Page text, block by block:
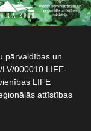
pārvaldības un
000010 LIFE-
LIFE
attīstības